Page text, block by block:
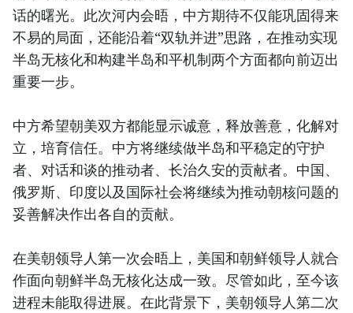
话的曙光。此次河内会晤，中方期待不仅能巩固得来
不易的局面，还能沿着“双轨并进”思路，在推动实现
半岛无核化和构建半岛和平机制两个方面都向前迈出
重要一步。
中方希望朝美双方都能显示诚意，释放善意，化解对
立，培育信任。中方将继续做半岛和平稳定的守护
者、对话和谈的推动者、长治久安的贡献者。中国、
俄罗斯、印度以及国际社会将继续为推动朝核问题的
妥善解决作出各自的贡献。
在美朝领导人第一次会晤上，美国和朝鲜领导人就合
作面向朝鲜半岛无核化达成一致。尽管如此，至今该
进程未能取得进展。在此背景下，美朝领导人第二次